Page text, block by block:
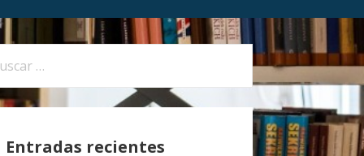
Entradas recientes